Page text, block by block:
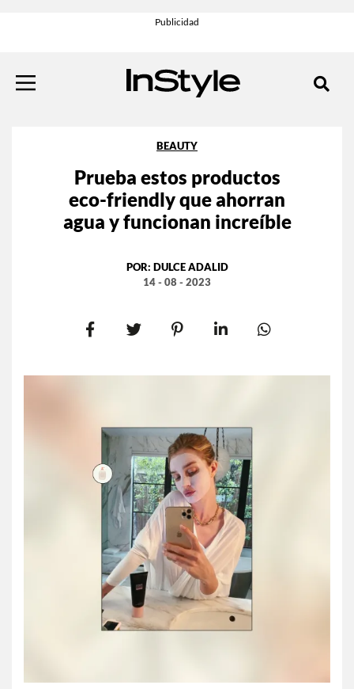
BEAUTY
Prueba estos productos
eco-friendly que ahorran
agua y funcionan increíble
POR: DULCE ADALID
14 - 08 - 2023